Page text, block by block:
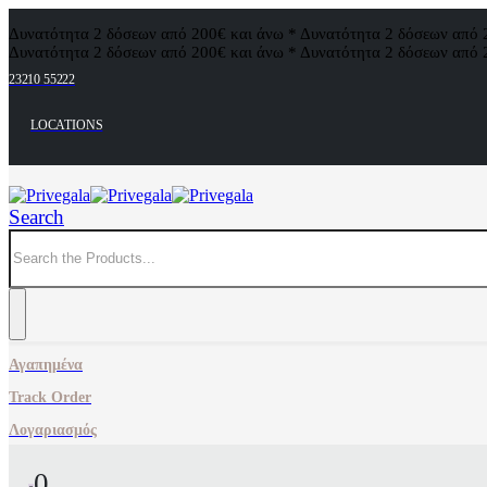
Δυνατότητα 2 δόσεων από 200€ και άνω * Δυνατότητα 2 δόσεων
Δυνατότητα 2 δόσεων από 200€ και άνω * Δυνατότητα 2 δόσεων
23210 55222
LOCATIONS
Search
Αγαπημένα
Track Order
Λογαριασμός